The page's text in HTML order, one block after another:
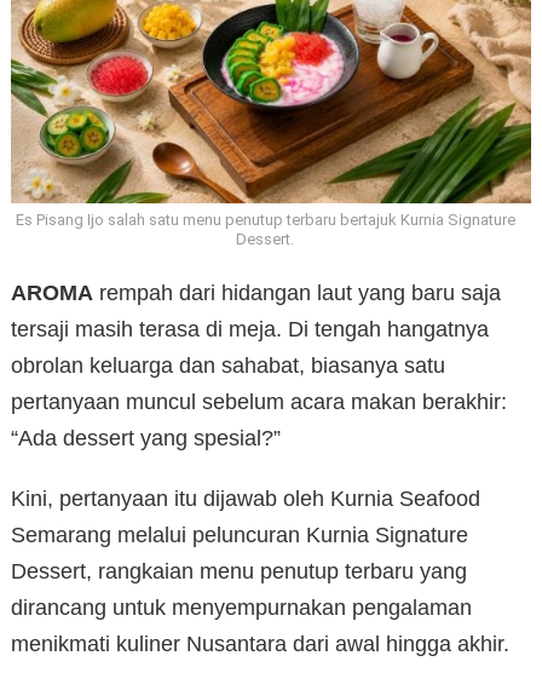
Es Pisang Ijo salah satu menu penutup terbaru bertajuk Kurnia Signature
Dessert.
AROMA rempah dari hidangan laut yang baru saja
tersaji masih terasa di meja. Di tengah hangatnya
obrolan keluarga dan sahabat, biasanya satu
pertanyaan muncul sebelum acara makan berakhir:
“Ada dessert yang spesial?”
Kini, pertanyaan itu dijawab oleh Kurnia Seafood
Semarang melalui peluncuran Kurnia Signature
Dessert, rangkaian menu penutup terbaru yang
dirancang untuk menyempurnakan pengalaman
menikmati kuliner Nusantara dari awal hingga akhir.